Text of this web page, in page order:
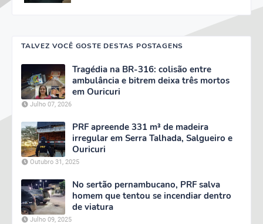
TALVEZ VOCÊ GOSTE DESTAS POSTAGENS
Tragédia na BR-316: colisão entre
ambulância e bitrem deixa três mortos
em Ouricuri
Julho 07, 2026
PRF apreende 331 m³ de madeira
irregular em Serra Talhada, Salgueiro e
Ouricuri
Outubro 31, 2025
No sertão pernambucano, PRF salva
homem que tentou se incendiar dentro
de viatura
Julho 09, 2025